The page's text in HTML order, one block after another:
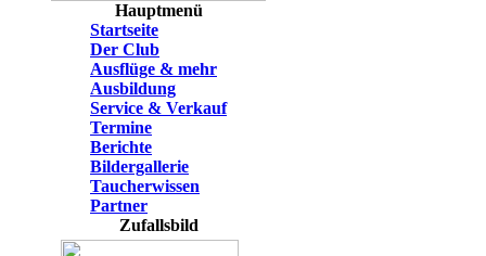
Hauptmenü
Startseite
Der Club
Ausflüge & mehr
Ausbildung
Service & Verkauf
Termine
Berichte
Bildergallerie
Taucherwissen
Partner
Zufallsbild